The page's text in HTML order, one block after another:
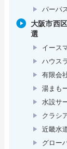
パーパ
大阪市西
選
イース
ハウス
有限会
湯まも
水設サ
クラシ
近畿水
グロー